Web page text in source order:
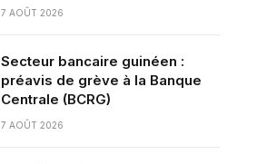
7 AOÛT 2026
Secteur bancaire guinéen :
préavis de grève à la Banque
Centrale (BCRG)
7 AOÛT 2026